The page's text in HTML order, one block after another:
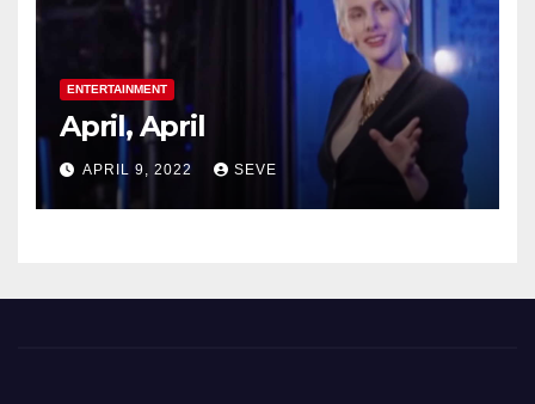
ENTERTAINMENT
April, April
APRIL 9, 2022 SEVE